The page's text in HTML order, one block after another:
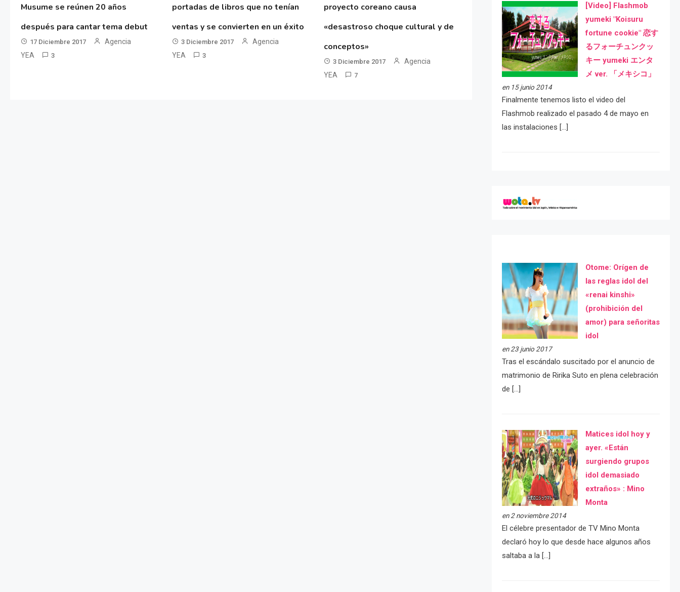
Musume se reúnen 20 años
después para cantar tema debut
17 Diciembre 2017
Agencia
YEA
3
portadas de libros que no tenían
ventas y se convierten en un éxito
3 Diciembre 2017
Agencia
YEA
3
proyecto coreano causa
«desastroso choque cultural y de
conceptos»
3 Diciembre 2017
Agencia
YEA
7
[Video] Flashmob
yumeki "Koisuru
fortune cookie" 恋す
るフォーチュンクッ
キー yumeki エンタ
メ ver. 「メキシコ」
en 15 junio 2014
Finalmente tenemos listo el video del
Flashmob realizado el pasado 4 de mayo en
las instalaciones […]
Otome: Orígen de
las reglas idol del
«renai kinshi»
(prohibición del
amor) para señoritas
idol
en 23 junio 2017
Tras el escándalo suscitado por el anuncio de
matrimonio de Ririka Suto en plena celebración
de […]
Matices idol hoy y
ayer. «Están
surgiendo grupos
idol demasiado
extraños» : Mino
Monta
en 2 noviembre 2014
El célebre presentador de TV Mino Monta
declaró hoy lo que desde hace algunos años
saltaba a la […]